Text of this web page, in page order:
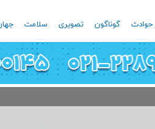
حوادث گوناگون تصویری سلامت